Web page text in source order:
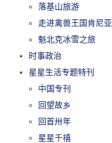
落基山旅游
走进禽兽王国肯尼亚
魁北克冰雪之旅
时事政治
星星生活专题特刊
中国专刊
回望故乡
回首卅年
星星千禧